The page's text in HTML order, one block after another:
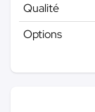
Qualité
Options